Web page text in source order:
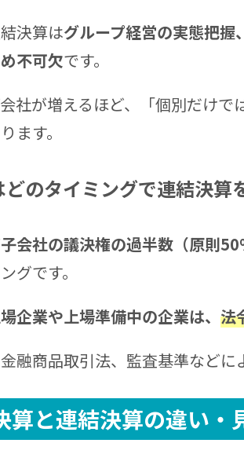
決算はグループ経営の実態把握
不可欠です。
社が増えるほど、「個別だけで
ます。
のタイミングで連結決算
子会社の議決権の過半数（原則
グです。
企業や上場準備中の企業は、 法
融商品取引法、監査基準などに
算と連結決算の違い・